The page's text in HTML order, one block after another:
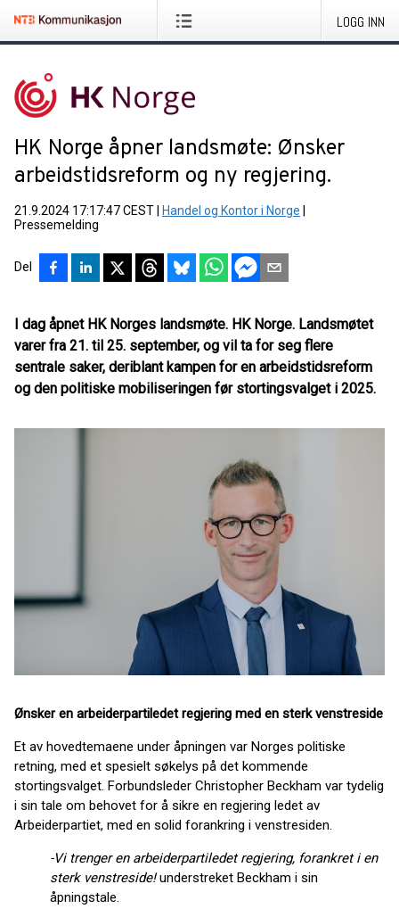
LOGG INN
HK Norge åpner landsmøte: Ønsker
arbeidstidsreform og ny regjering.
21.9.2024 17:17:47 CEST Handel og Kontor i Norge
Pressemelding
Del
I dag åpnet HK Norges landsmøte. HK Norge. Landsmøtet
varer fra 21. til 25. september, og vil ta for seg flere
sentrale saker, deriblant kampen for en arbeidstidsreform
og den politiske mobiliseringen før stortingsvalget i 2025.
Ønsker en arbeiderpartiledet regjering med en sterk venstreside
Et av hovedtemaene under åpningen var Norges politiske
retning, med et spesielt søkelys på det kommende
stortingsvalget. Forbundsleder Christopher Beckham var tydelig
i sin tale om behovet for å sikre en regjering ledet av
Arbeiderpartiet, med en solid forankring i venstresiden.
-Vi trenger en arbeiderpartiledet regjering, forankret i en
sterk venstreside!understreket Beckham i sin
åpningstale.